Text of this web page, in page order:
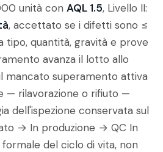
unità con AQL 1.5, Livello II:
, accettato se i difetti sono ≤
tipo, quantità, gravità e prove
avanza il lotto allo
mancato superamento attiva
— rilavorazione o rifiuto —
dell'ispezione conservata sul
→ In produzione → QC In
del ciclo di vita, non